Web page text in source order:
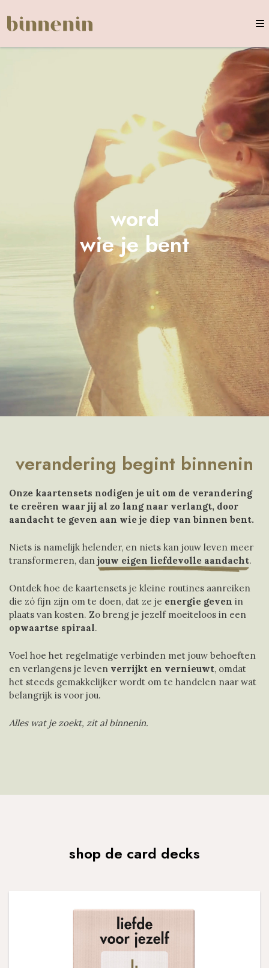
word
wie je bent
verandering begint binnenin
Onze kaartensets nodigen je uit om de verandering
te creëren waar jij al zo lang naar verlangt, door
aandacht te geven aan wie je diep van binnen bent.
Niets is namelijk helender, en niets kan jouw leven meer ​
transformeren, dan jouw eigen liefdevolle aandacht.
Ontdek hoe de kaartensets je kleine routines aanreiken ​
die zó fijn zijn om te doen, dat ze je energie geven in ​
plaats van kosten. Zo breng je jezelf moeiteloos in een
opwaartse spiraal.
Voel hoe het regelmatige verbinden met jouw behoeften
en verlangens je leven ​verrijkt en vernieuwt, omdat
het steeds gemakkelijker ​wordt om te handelen naar wat
belangrijk is voor jou.
Alles wat je zoekt, zit al binnenin.
shop de card decks